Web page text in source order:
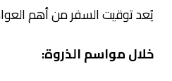
يُعد توقيت السفر من أهم
خلال مواسم الذروة: